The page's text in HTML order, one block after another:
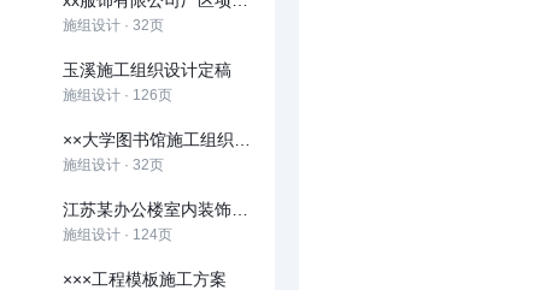
施组设计 · 32页
玉溪施工组织设计定稿
施组设计 · 126页
施组设计 · 32页
施组设计 · 124页
×××工程模板施工方案